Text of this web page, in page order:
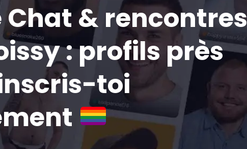
Chat & rencontres
: profils près
toi